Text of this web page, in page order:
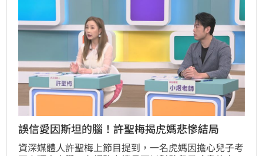
鈞建議。
誤信愛因斯坦的腦！許聖梅揭虎媽悲慘結局
資深媒體人許聖梅上節目提到，一名虎媽因擔心兒子考